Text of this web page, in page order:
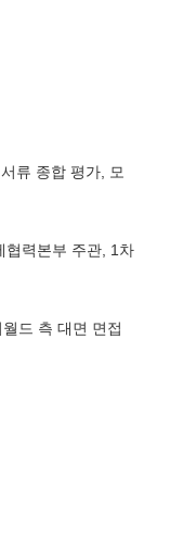
류 종합 평가, 모
협력본부 주관, 1차
월드 측 대면 면접